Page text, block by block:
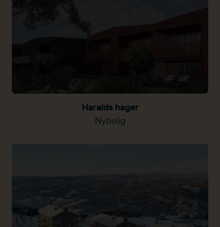
Haralds hager
Nybolig